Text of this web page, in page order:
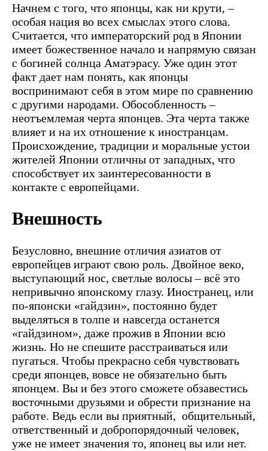
Начнем с того, что японцы, как ни крути, –
особая нация во всех смыслах этого слова.
Считается, что императорский род в Японии
имеет божественное начало и напрямую связан
с богиней солнца Аматэрасу. Уже один этот
факт дает нам понять, как японцы
воспринимают себя в этом мире по сравнению
с другими народами. Обособленность –
неотъемлемая черта японцев. Эта черта также
влияет и на их отношение к иностранцам.
Происхождение, традиции и моральные устои
жителей Японии отличны от западных, что
способствует их заинтересованности в
контакте с европейцами.
Внешность
Безусловно, внешние отличия азиатов от
европейцев играют свою роль. Двойное веко,
выступающий нос, светлые волосы – всё это
непривычно японскому глазу. Иностранец, или
по-японски «гайдзин», постоянно будет
выделяться в толпе и навсегда останется
«гайдзином», даже прожив в Японии всю
жизнь. Но не спешите расстраиваться или
пугаться. Чтобы прекрасно себя чувствовать
среди японцев, вовсе не обязательно быть
японцем. Вы и без этого сможете обзавестись
восточными друзьями и обрести признание на
работе. Ведь если вы приятный, общительный,
ответственный и добропорядочный человек,
уже не имеет значения то, японец вы или нет.